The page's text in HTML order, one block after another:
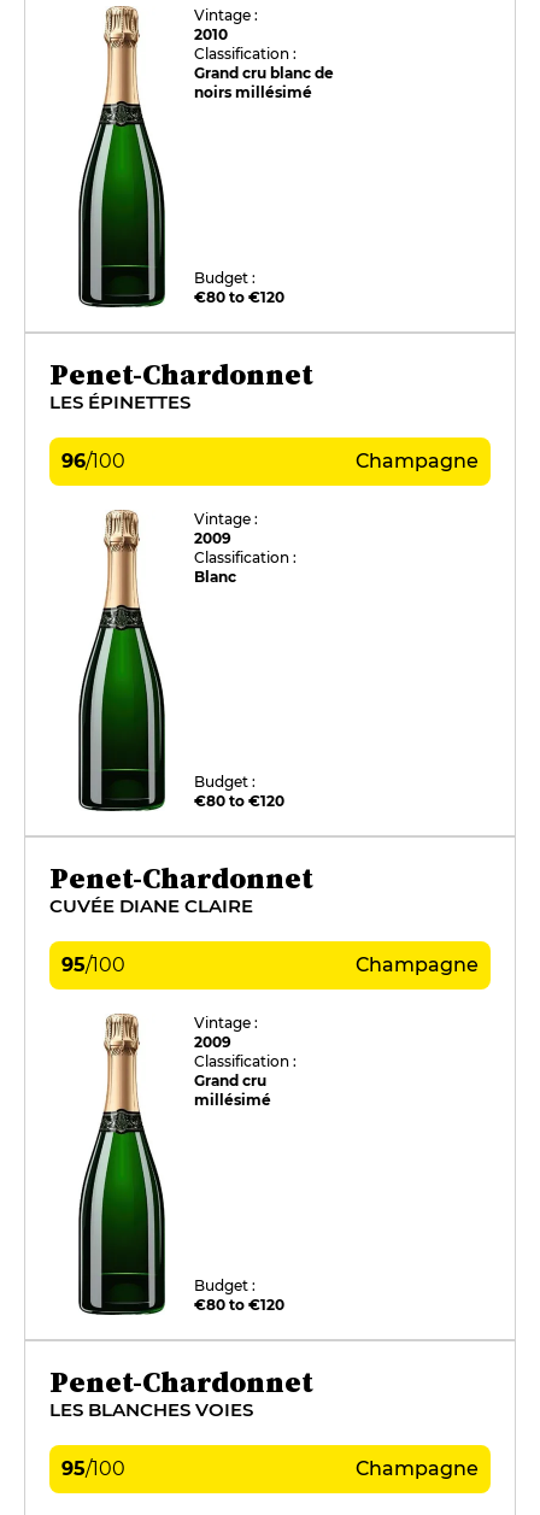
Vintage :
2010
Classification :
Grand cru blanc de
noirs millésimé
Budget :
€80 to €120
Penet-Chardonnet
LES ÉPINETTES
96/100 Champagne
Vintage :
2009
Classification :
Blanc
Budget :
€80 to €120
Penet-Chardonnet
CUVÉE DIANE CLAIRE
95/100 Champagne
Vintage :
2009
Classification :
Grand cru
millésimé
Budget :
€80 to €120
Penet-Chardonnet
LES BLANCHES VOIES
95/100 Champagne